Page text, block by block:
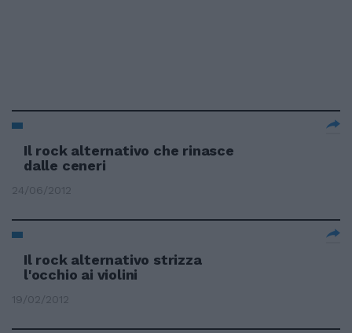
Il rock alternativo che rinasce
dalle ceneri
24/06/2012
Il rock alternativo strizza
l'occhio ai violini
19/02/2012